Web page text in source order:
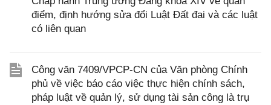
điểm, định hướng sửa đổi Luật Đất đai và các luật
có liên quan
Công văn 7409/VPCP-CN của Văn phòng Chính
phủ về việc báo cáo việc thực hiện chính sách,
pháp luật về quản lý, sử dụng tài sản công là trụ